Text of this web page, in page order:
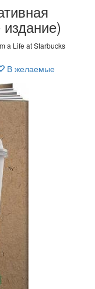
a Life at Starbucks
В желаемые